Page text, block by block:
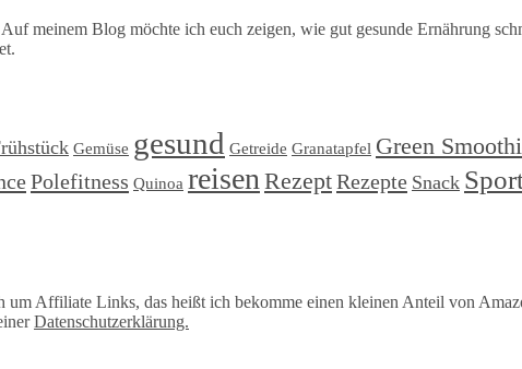
meinem Blog möchte ich euch zeigen, wie gut gesunde Ernährung
Gemüse gesund Getreide Granatapfel Green
Polefitness Quinoa reisen RezeptRezepte Snack
Affiliate Links, das heißt ich bekomme einen kleinen Anteil von
Datenschutzerklärung.